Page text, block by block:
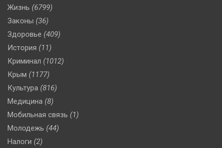
Жизнь (6799)
Законы (36)
Здоровье (409)
История (11)
Криминал (1012)
Крым (1177)
Культура (816)
Медицина (8)
Мобильная связь (1)
Молодежь (44)
Налоги (2)